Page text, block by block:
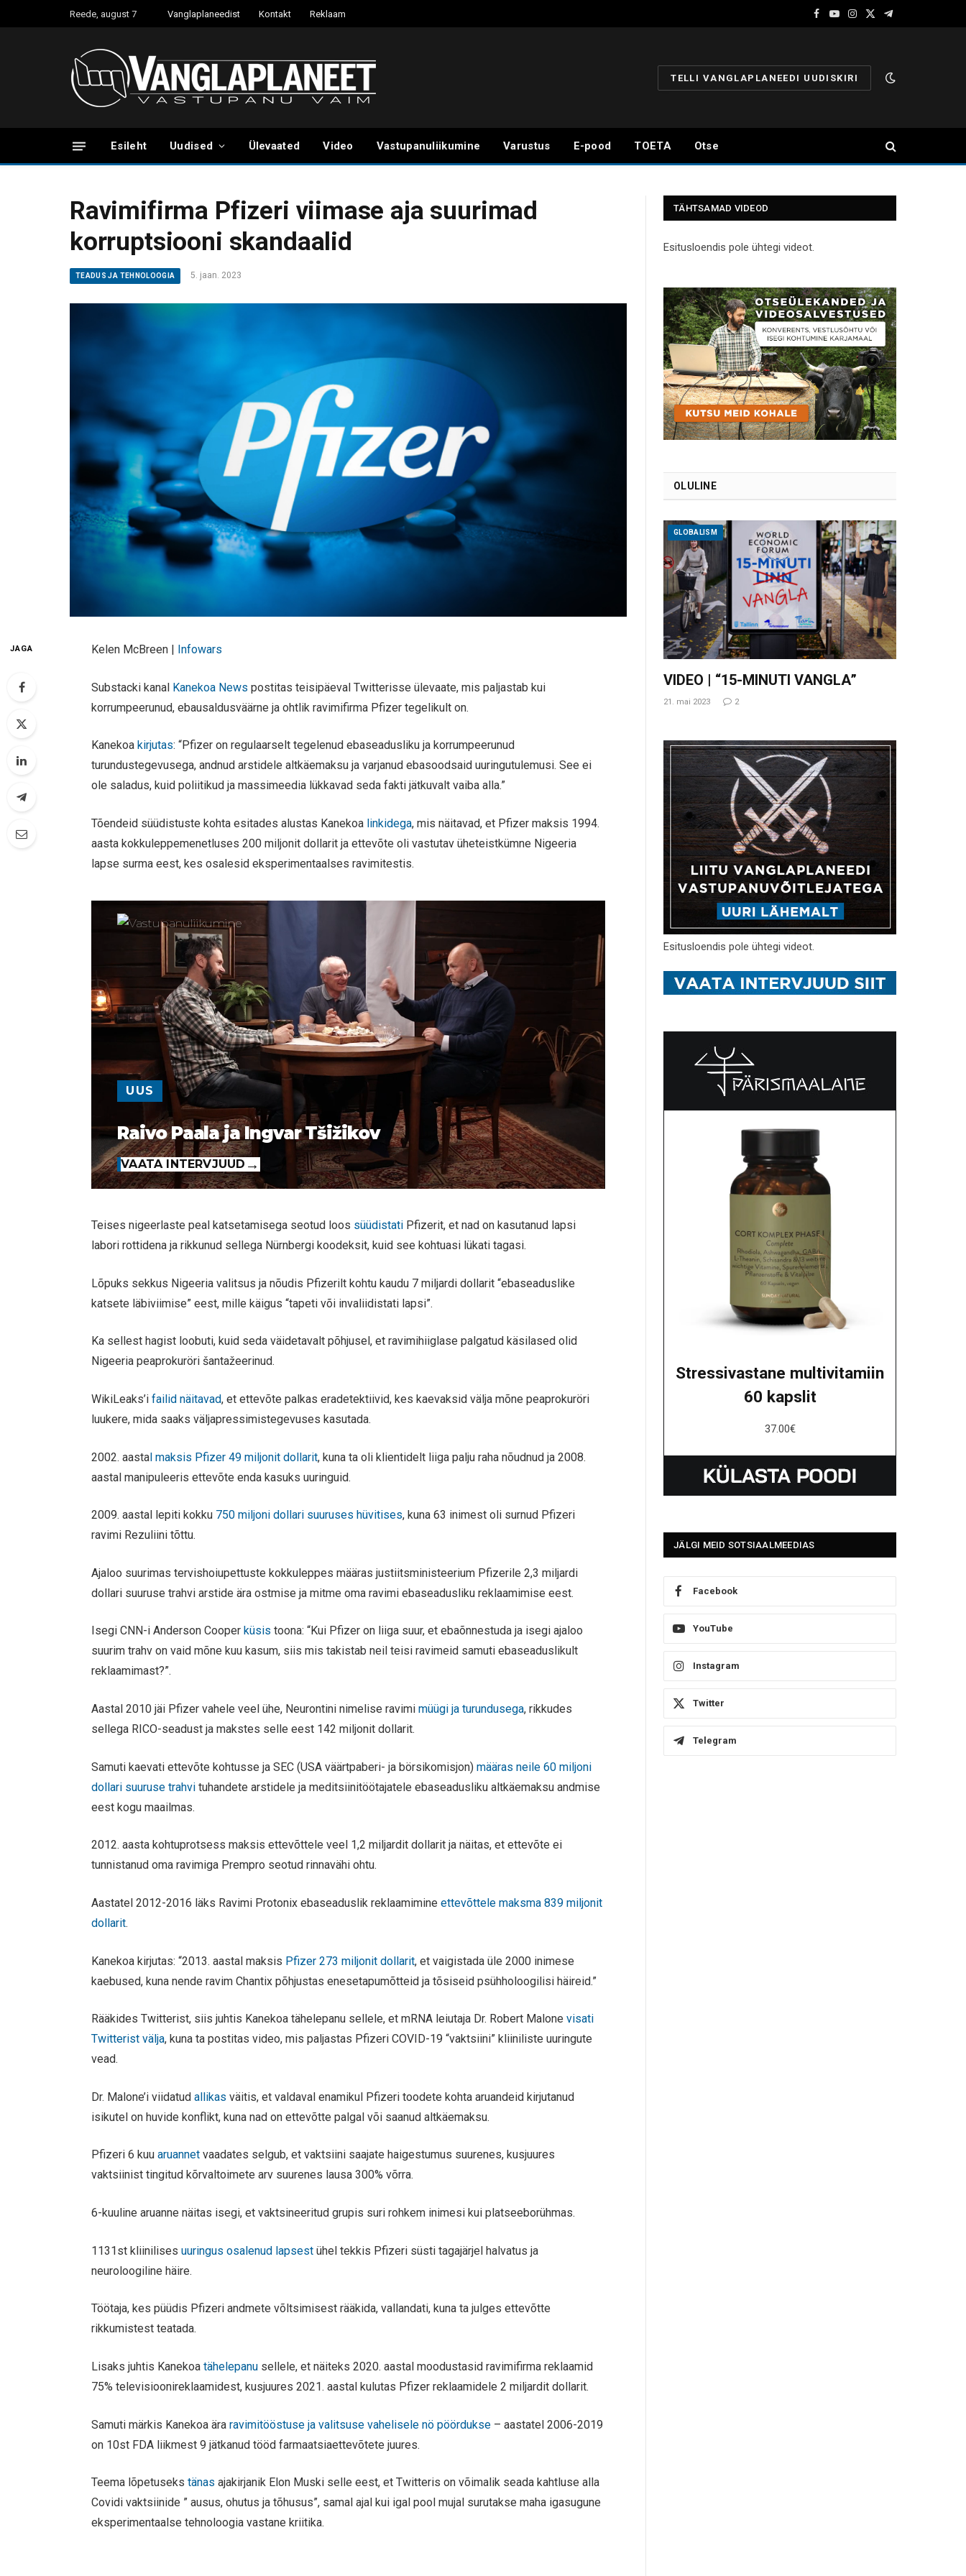
Reede, august 7 Vanglaplaneedist Kontakt Reklaam
Facebook
YouTube
Instagram
X
Telegram
TELLI VANGLAPLANEEDI UUDISKIRI
Esileht Uudised Ülevaated Video Vastupanuliikumine Varustus E-pood TOETA Otse
Ravimifirma Pfizeri viimase aja suurimad
korruptsiooni skandaalid
TEADUS JA TEHNOLOOGIA 5. jaan. 2023
JAGA Kelen McBreen | Infowars
Substacki kanal Kanekoa News postitas teisipäeval Twitterisse ülevaate, mis paljastab kui
korrumpeerunud, ebausaldusväärne ja ohtlik ravimifirma Pfizer tegelikult on.
Kanekoa kirjutas: “Pfizer on regulaarselt tegelenud ebaseadusliku ja korrumpeerunud
turundustegevusega, andnud arstidele altkäemaksu ja varjanud ebasoodsaid uuringutulemusi. See ei
ole saladus, kuid poliitikud ja massimeedia lükkavad seda fakti jätkuvalt vaiba alla.”
Tõendeid süüdistuste kohta esitades alustas Kanekoa linkidega, mis näitavad, et Pfizer maksis 1994.
aasta kokkuleppemenetluses 200 miljonit dollarit ja ettevõte oli vastutav üheteistkümne Nigeeria
lapse surma eest, kes osalesid eksperimentaalses ravimitestis.
UUS
Raivo Paala ja Ingvar Tšižikov
VAATA INTERVJUUD
Teises nigeerlaste peal katsetamisega seotud loos süüdistati Pfizerit, et nad on kasutanud lapsi
labori rottidena ja rikkunud sellega Nürnbergi koodeksit, kuid see kohtuasi lükati tagasi.
Lõpuks sekkus Nigeeria valitsus ja nõudis Pfizerilt kohtu kaudu 7 miljardi dollarit “ebaseaduslike
katsete läbiviimise” eest, mille käigus “tapeti või invaliidistati lapsi”.
Ka sellest hagist loobuti, kuid seda väidetavalt põhjusel, et ravimihiiglase palgatud käsilased olid
Nigeeria peaprokuröri šantažeerinud.
WikiLeaks’ifailid näitavad, et ettevõte palkas eradetektiivid, kes kaevaksid välja mõne peaprokuröri
luukere, mida saaks väljapressimistegevuses kasutada.
2002. aastal maksis Pfizer 49 miljonit dollarit, kuna ta oli klientidelt liiga palju raha nõudnud ja 2008.
aastal manipuleeris ettevõte enda kasuks uuringuid.
2009. aastal lepiti kokku 750 miljoni dollari suuruses hüvitises, kuna 63 inimest oli surnud Pfizeri
ravimi Rezuliini tõttu.
Ajaloo suurimas tervishoiupettuste kokkuleppes määras justiitsministeerium Pfizerile 2,3 miljardi
dollari suuruse trahvi arstide ära ostmise ja mitme oma ravimi ebaseadusliku reklaamimise eest.
Isegi CNN-i Anderson Cooper küsistoona: “Kui Pfizer on liiga suur, et ebaõnnestuda ja isegi ajaloo
suurim trahv on vaid mõne kuu kasum, siis mis takistab neil teisi ravimeid samuti ebaseaduslikult
reklaamimast?”.
Aastal 2010 jäi Pfizer vahele veel ühe, Neurontini nimelise ravimimüügi ja turundusega, rikkudes
sellega RICO-seadust ja makstes selle eest 142 miljonit dollarit.
Samuti kaevati ettevõte kohtusse ja SEC (USA väärtpaberi- ja börsikomisjon)määras neile 60 miljoni
dollari suuruse trahvi tuhandete arstidele ja meditsiinitöötajatele ebaseadusliku altkäemaksu andmise
eest kogu maailmas.
2012. aasta kohtuprotsess maksis ettevõttele veel 1,2 miljardit dollarit ja näitas, et ettevõte ei
tunnistanud oma ravimiga Prempro seotud rinnavähi ohtu.
Aastatel 2012-2016 läks Ravimi Protonix ebaseaduslik reklaamimineettevõttele maksma 839 miljonit
dollarit.
Kanekoa kirjutas: “2013. aastal maksis Pfizer 273 miljonit dollarit, et vaigistada üle 2000 inimese
kaebused, kuna nende ravim Chantix põhjustas enesetapumõtteid ja tõsiseid psühholoogilisi häireid.”
Rääkides Twitterist, siis juhtis Kanekoa tähelepanu sellele, et mRNA leiutaja Dr. Robert Malone visati
Twitterist välja, kuna ta postitas video, mis paljastas Pfizeri COVID-19 “vaktsiini” kliiniliste uuringute
vead.
Dr. Malone’i viidatudallikasväitis, et valdaval enamikul Pfizeri toodete kohta aruandeid kirjutanud
isikutel on huvide konflikt, kuna nad on ettevõtte palgal või saanud altkäemaksu.
Pfizeri 6 kuuaruannetvaadates selgub, et vaktsiini saajate haigestumus suurenes, kusjuures
vaktsiinist tingitud kõrvaltoimete arv suurenes lausa 300% võrra.
6-kuuline aruanne näitas isegi, et vaktsineeritud grupis suri rohkem inimesi kui platseeborühmas.
1131st kliinilisesuuringus osalenud lapsest ühel tekkis Pfizeri süsti tagajärjel halvatus ja
neuroloogiline häire.
Töötaja, kes püüdis Pfizeri andmete võltsimisest rääkida, vallandati, kuna ta julges ettevõtte
rikkumistest teatada.
Lisaks juhtis Kanekoatähelepanu sellele, et näiteks 2020. aastal moodustasid ravimifirma reklaamid
75% televisioonireklaamidest, kusjuures 2021. aastal kulutas Pfizer reklaamidele 2 miljardit dollarit.
Samuti märkis Kanekoa äraravimitööstuse ja valitsuse vahelisele nö pöördukse – aastatel 2006-2019
on 10st FDA liikmest 9 jätkanud tööd farmaatsiaettevõtete juures.
Teema lõpetusekstänasajakirjanik Elon Muski selle eest, et Twitteris on võimalik seada kahtluse alla
Covidi vaktsiinide ” ausus, ohutus ja tõhusus”, samal ajal kui igal pool mujal surutakse maha igasugune
eksperimentaalse tehnoloogia vastane kriitika.
TÄHTSAMAD VIDEOD
Esitusloendis pole ühtegi videot.
OLULINE
GLOBALISM
VIDEO | “15-MINUTI VANGLA”
21. mai 2023 2
Esitusloendis pole ühtegi videot.
Stressivastane multivitamiin
60 kapslit
37.00€
JÄLGI MEID SOTSIAALMEEDIAS
Facebook
YouTube
Instagram
Twitter
Telegram